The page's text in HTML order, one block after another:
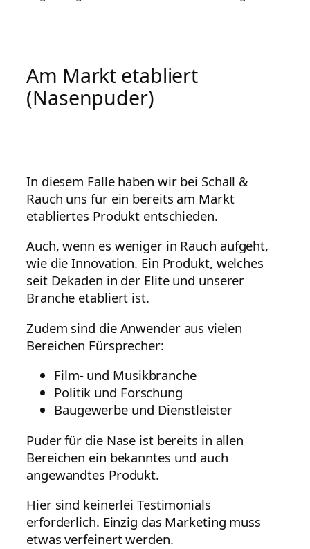
Am Markt etabliert
(Nasenpuder)
In diesem Falle haben wir bei Schall &
Rauch uns für ein bereits am Markt
etabliertes Produkt entschieden.
Auch, wenn es weniger in Rauch aufgeht,
wie die Innovation. Ein Produkt, welches
seit Dekaden in der Elite und unserer
Branche etabliert ist.
Zudem sind die Anwender aus vielen
Bereichen Fürsprecher:
Film- und Musikbranche
Politik und Forschung
Baugewerbe und Dienstleister
Puder für die Nase ist bereits in allen
Bereichen ein bekanntes und auch
angewandtes Produkt.
Hier sind keinerlei Testimonials
erforderlich. Einzig das Marketing muss
etwas verfeinert werden.